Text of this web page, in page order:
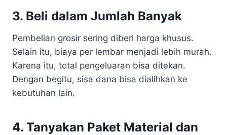
3. Beli dalam Jumlah Banyak
Pembelian grosir sering diberi harga khusus.
Selain itu, biaya per lembar menjadi lebih murah.
Karena itu, total pengeluaran bisa ditekan.
Dengan begitu, sisa dana bisa dialihkan ke
kebutuhan lain.
4. Tanyakan Paket Material dan